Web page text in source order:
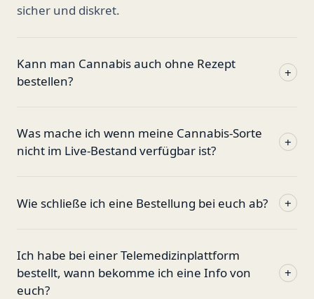
sicher und diskret.
Kann man Cannabis auch ohne Rezept
bestellen?
+
Was mache ich wenn meine Cannabis-Sorte
nicht im Live-Bestand verfügbar ist?
+
Wie schließe ich eine Bestellung bei euch ab? +
Ich habe bei einer Telemedizinplattform
bestellt, wann bekomme ich eine Info von
euch?
+